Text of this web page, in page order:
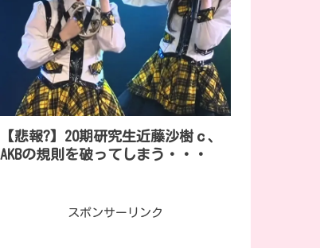
【悲報?】20期研究生近藤沙樹ｃ、
AKBの規則を破ってしまう・・・
スポンサーリンク